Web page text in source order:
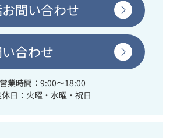
問い合わせ
合わせ
営業時間：9:00～18:00
休日：火曜・水曜・祝日